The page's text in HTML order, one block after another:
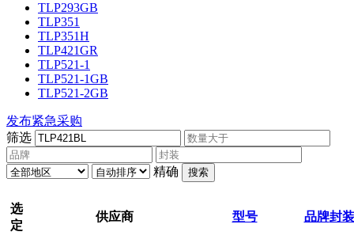
TLP293GB
TLP351
TLP351H
TLP421GR
TLP521-1
TLP521-1GB
TLP521-2GB
发布紧急采购
筛选
精确 搜索
选
定
供应商 型号 品牌封装